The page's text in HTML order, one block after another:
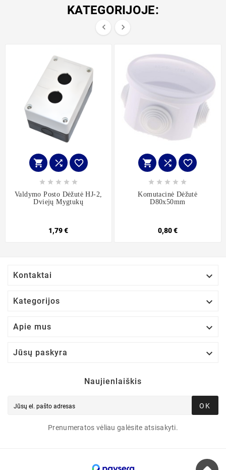
KATEGORIJOJE:
 
  
    
Valdymo Posto Dėžutė HJ-2,
Dviejų Mygtukų
1,79 €
  
    
Komutacinė Dėžutė
D80x50mm
0,80 €
Kontaktai 
Kategorijos 
Apie mus 
Jūsų paskyra 
Naujienlaiškis
OK
Prenumeratos vėliau galėsite atsisakyti.